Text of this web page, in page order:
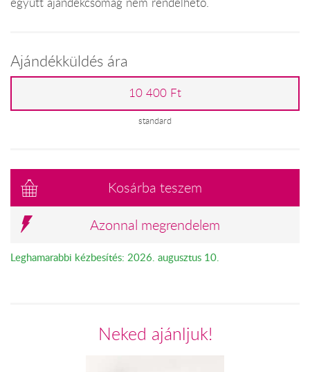
Ajándékküldés ára
10 400 Ft
standard
Kosárba teszem
Azonnal megrendelem
Leghamarabbi kézbesítés: 2026. augusztus 10.
Neked ajánljuk!